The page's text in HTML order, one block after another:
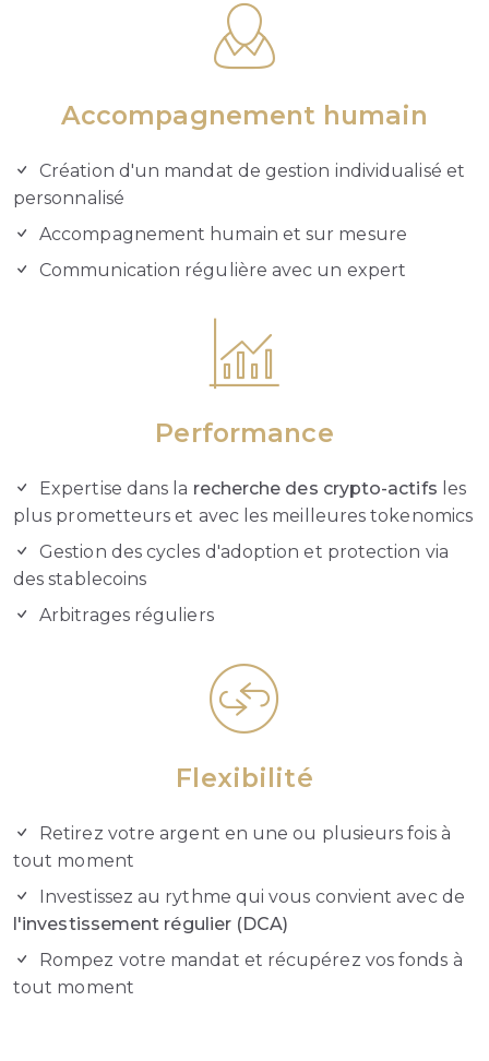
Accompagnement humain
Création d'un mandat de gestion individualisé et
personnalisé
Accompagnement humain et sur mesure
Communication régulière avec un expert
Performance
Expertise dans la recherche des crypto-actifs les
plus prometteurs et avec les meilleures tokenomics
Gestion des cycles d'adoption et protection via
des stablecoins
Arbitrages réguliers
Flexibilité
Retirez votre argent en une ou plusieurs fois à
tout moment
Investissez au rythme qui vous convient avec de
l'investissement régulier (DCA)
Rompez votre mandat et récupérez vos fonds à
tout moment